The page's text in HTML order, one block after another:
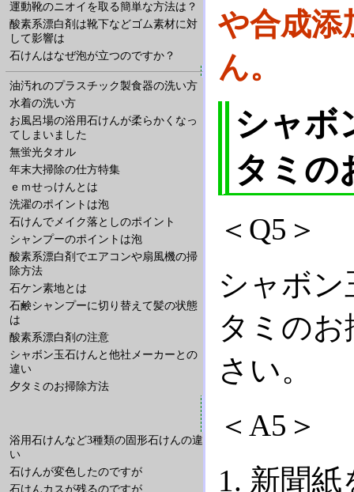
運動靴のニオイを取る簡単な方法は？
酸素系漂白剤は靴下などゴム素材に対
して影響は
石けんはなぜ泡が立つのですか？
油汚れのプラスチック製食器の洗い方
水着の洗い方
お風呂場の浴用石けんが柔らかくなっ
てしまいました
無蛍光タオル
年末大掃除の仕方特集
ｅｍせっけんとは
洗濯のポイントは泡
石けんでメイク落としのポイント
シャンプーのポイントは泡
酸素系漂白剤でエアコンや扇風機の掃
除方法
石ケン素地とは
石鹸シャンプーに切り替えて髪の状態
は
酸素系漂白剤の注意
シャボン玉石けんと他社メーカーとの
違い
夕タミのお掃除方法
浴用石けんなど3種類の固形石けんの違
い
石けんが変色したのですが
石けんカスが残るのですが
や合成添
ん。
シャボ
タミの
＜Q5＞
シャボ
タミの
さい。
＜A5＞
新聞紙